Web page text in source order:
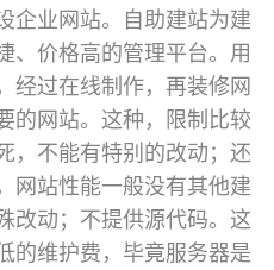
企业网站。自助建站为建
、价格高的管理平台。用
经过在线制作，再装修网
的网站。这种，限制比较
，不能有特别的改动；还
网站性能一般没有其他建
改动；不提供源代码。这
的维护费，毕竟服务器是